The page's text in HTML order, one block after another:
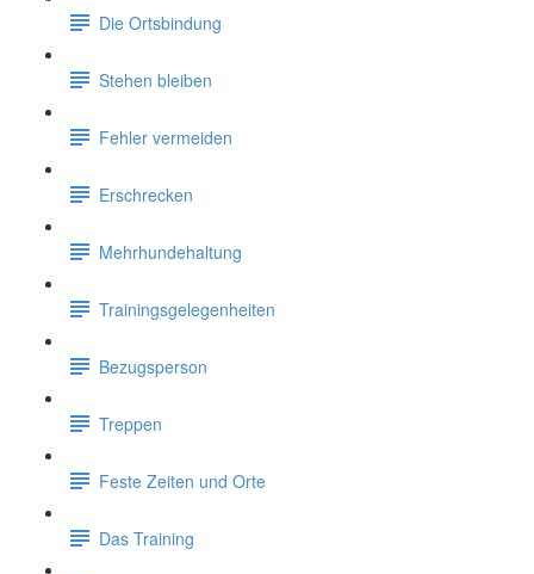
Die Ortsbindung
Stehen bleiben
Fehler vermeiden
Erschrecken
Mehrhundehaltung
Trainingsgelegenheiten
Bezugsperson
Treppen
Feste Zeiten und Orte
Das Training